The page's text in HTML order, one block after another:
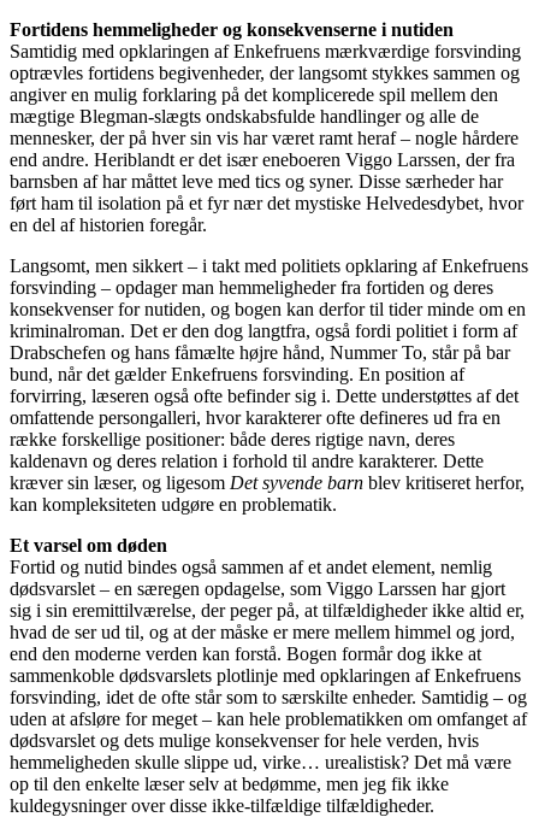
Fortidens hemmeligheder og konsekvenserne i nutiden
Samtidig med opklaringen af Enkefruens mærkværdige forsvinding
optrævles fortidens begivenheder, der langsomt stykkes sammen og
angiver en mulig forklaring på det komplicerede spil mellem den
mægtige Blegman-slægts ondskabsfulde handlinger og alle de
mennesker, der på hver sin vis har været ramt heraf – nogle hårdere
end andre. Heriblandt er det især eneboeren Viggo Larssen, der fra
barnsben af har måttet leve med tics og syner. Disse særheder har
ført ham til isolation på et fyr nær det mystiske Helvedesdybet, hvor
en del af historien foregår.
Langsomt, men sikkert – i takt med politiets opklaring af Enkefruens
forsvinding – opdager man hemmeligheder fra fortiden og deres
konsekvenser for nutiden, og bogen kan derfor til tider minde om en
kriminalroman. Det er den dog langtfra, også fordi politiet i form af
Drabschefen og hans fåmælte højre hånd, Nummer To, står på bar
bund, når det gælder Enkefruens forsvinding. En position af
forvirring, læseren også ofte befinder sig i. Dette understøttes af det
omfattende persongalleri, hvor karakterer ofte defineres ud fra en
række forskellige positioner: både deres rigtige navn, deres
kaldenavn og deres relation i forhold til andre karakterer. Dette
kræver sin læser, og ligesom Det syvende barn blev kritiseret herfor,
kan kompleksiteten udgøre en problematik.
Et varsel om døden
Fortid og nutid bindes også sammen af et andet element, nemlig
dødsvarslet – en særegen opdagelse, som Viggo Larssen har gjort
sig i sin eremittilværelse, der peger på, at tilfældigheder ikke altid er,
hvad de ser ud til, og at der måske er mere mellem himmel og jord,
end den moderne verden kan forstå. Bogen formår dog ikke at
sammenkoble dødsvarslets plotlinje med opklaringen af Enkefruens
forsvinding, idet de ofte står som to særskilte enheder. Samtidig – og
uden at afsløre for meget – kan hele problematikken om omfanget af
dødsvarslet og dets mulige konsekvenser for hele verden, hvis
hemmeligheden skulle slippe ud, virke… urealistisk? Det må være
op til den enkelte læser selv at bedømme, men jeg fik ikke
kuldegysninger over disse ikke-tilfældige tilfældigheder.